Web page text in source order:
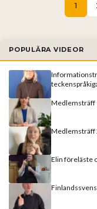
1
POPULÄRA VIDEOR
Medlemsträff
Medlemsträff
Elin föreläste